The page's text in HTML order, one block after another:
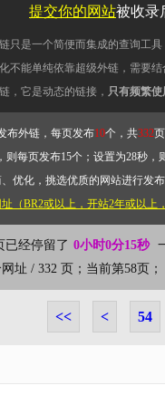
只是一个简便而集成的查询工
不能单纯依靠超级外链，需要
，它是动态的链接， 只有频繁
布外链，每页发布10个，共332
每页发布15个；设置为28秒
优化，挑选优质的网站进行
（BR2或以上，开站2年或以上
已经停留了 0小时0分15秒
址 / 332 页；当前第58页；
<< < 54
提交你的网站被收录